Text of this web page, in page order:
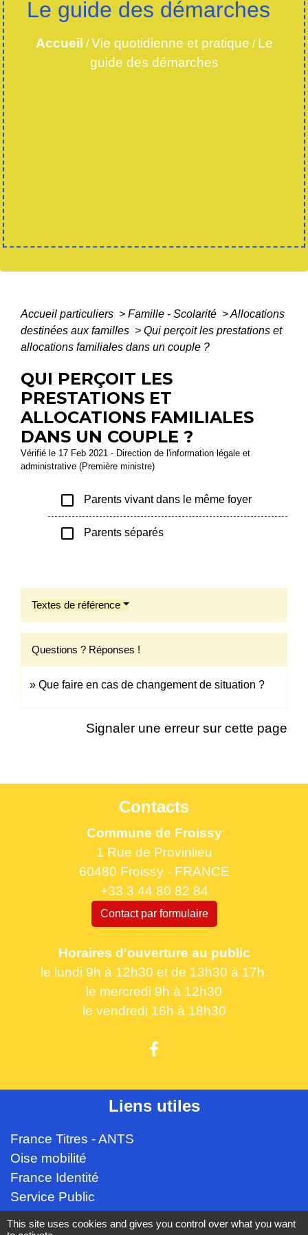
Le guide des démarches
Accueil /Vie quotidienne et pratique / Le
guide des démarches
Accueil particuliers > Famille - Scolarité >Allocations
destinées aux familles > Qui perçoit les prestations et
allocations familiales dans un couple ?
QUI PERÇOIT LES
PRESTATIONS ET
ALLOCATIONS FAMILIALES
DANS UN COUPLE ?
Vérifié le 17 Feb 2021 - Direction de l'information légale et
administrative (Première ministre)
check_box_outline_blank Parents vivant dans le même foyer
check_box_outline_blank Parents séparés
Textes de référence
Questions ? Réponses !
Que faire en cas de changement de situation ?
Signaler une erreur sur cette page
Contacts
Commune de Froissy
1 Rue de Provinlieu
60480 Froissy - FRANCE
+33 3 44 80 82 84
Contact par formulaire
Horaires d'ouverture au public
le lundi 9h à 12h30 et de 13h30 à 17h.
le mercredi 9h à 12h30
le vendredi 16h à 18h30
Liens utiles
France Titres - ANTS
Oise mobilité
France Identité
Service Public
Procuration de vote
This site uses cookies and gives you control over what you want